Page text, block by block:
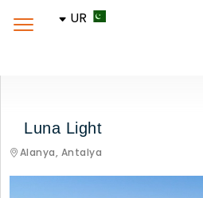
UR
Luna Light
Alanya, Antalya